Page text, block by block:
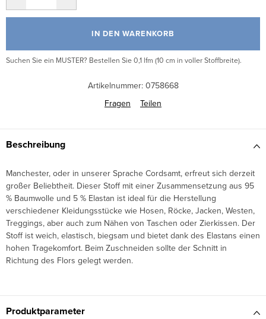
IN DEN WARENKORB
Suchen Sie ein MUSTER? Bestellen Sie 0,1 lfm (10 cm in voller Stoffbreite).
Artikelnummer: 0758668
Fragen
Teilen
Beschreibung
Manchester, oder in unserer Sprache Cordsamt, erfreut sich derzeit
großer Beliebtheit. Dieser Stoff mit einer Zusammensetzung aus 95
% Baumwolle und 5 % Elastan ist ideal für die Herstellung
verschiedener Kleidungsstücke wie Hosen, Röcke, Jacken, Westen,
Treggings, aber auch zum Nähen von Taschen oder Zierkissen. Der
Stoff ist weich, elastisch, biegsam und bietet dank des Elastans einen
hohen Tragekomfort. Beim Zuschneiden sollte der Schnitt in
Richtung des Flors gelegt werden.
Produktparameter